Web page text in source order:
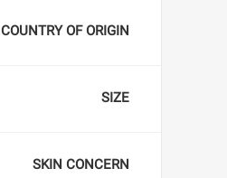
COUNTRY OF ORIGIN
SIZE
SKIN CONCERN